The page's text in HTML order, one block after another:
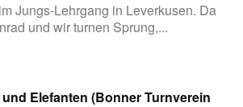
Jungs-Lehrgang in Leverkusen. Da
und wir turnen Sprung,...
Elefanten (Bonner Turnverein